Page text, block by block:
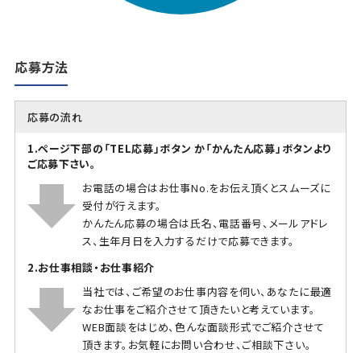
応募方法
応募の流れ
1.ページ下部の「TEL応募」ボタン か「かんたん応募」ボタンより
ご応募下さい。
お電話の場合はお仕事No.をお伝え頂くとスムーズに
受付が行えます。
かんたん応募の場合は氏名、電話番号、メールアドレ
ス、生年月日を入力するだけで応募できます。
2.お仕事相談・お仕事紹介
当社では、ご希望のお仕事内容を伺い、あなたに最適
なお仕事をご紹介させて頂きたいと考えています。
WEB面談をはじめ、色んな面談形式でご紹介させて
頂きます。お気軽にお問い合わせ、ご相談下さい。